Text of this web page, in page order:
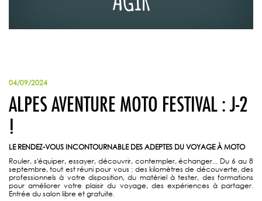
04/09/2024
ALPES AVENTURE MOTO FESTIVAL : J-2
!
LE RENDEZ-VOUS INCONTOURNABLE DES ADEPTES DU VOYAGE À MOTO
Rouler, s'équiper, essayer, découvrir, contempler, échanger... Du 6 au 8
septembre, tout est réuni pour vous : des kilomètres de découverte, des
professionnels à votre disposition, du matériel à tester, des formations
pour améliorer votre plaisir du voyage, des expériences à partager.
Entrée du salon libre et gratuite.